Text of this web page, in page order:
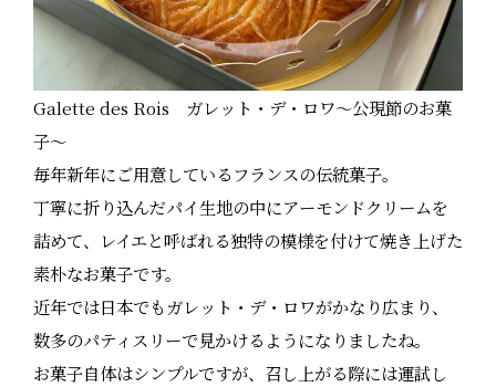
Galette des Rois ガレット・デ・ロワ～公現節のお菓
子～
毎年新年にご用意しているフランスの伝統菓子。
丁寧に折り込んだパイ生地の中にアーモンドクリームを
詰めて、レイエと呼ばれる独特の模様を付けて焼き上げた
素朴なお菓子です。
近年では日本でもガレット・デ・ロワがかなり広まり、
数多のパティスリーで見かけるようになりましたね。
お菓子自体はシンプルですが、召し上がる際には運試し